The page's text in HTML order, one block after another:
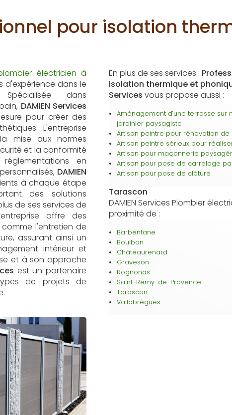
pour isolation
électricien à
d'expérience dans le
dans
DAMIEN Services
pour créer des
L'entreprise
mise aux normes
et la conformité
en
DAMIEN
à chaque étape
des solutions
de ses services de
offre des
l'entretien de
assurant ainsi un
intérieur et
et à son approche
est un partenaire
de projets de
En plus de ses services :
isolation thermique et
Services vous propose aussi :
Aménagement d'une terrasse sur
jardinier paysagiste
Artisan peintre pour rénovation de
Artisan peintre sérieux pour
Artisan pour maçonnerie
Artisan pour pose de carrelage
Artisan pour pose de clôture
Tarascon
DAMIEN Services Plombier
proximité de :
Barbentane
Boulbon
Châteaurenard
Graveson
Rognonas
Saint-Rémy-de-Provence
Tarascon
Vallabrègues